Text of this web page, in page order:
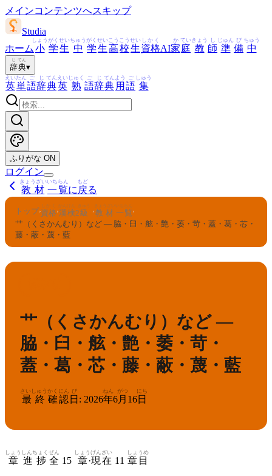
メインコンテンツへスキップ
Studia
ホーム 小
しょう
学
がく
生
せい
中
ちゅう
学
がく
生
せい
高
こう
校
こう
生
せい
資格
しかく
AI家
か
庭
てい
教
きょう
師
し
準
じゅん
備
び
中
ちゅう
辞
じ
典
てん
▾
英
えい
単
たん
語
ご
辞
じ
典
てん
英
えい
熟
じゅく
語
ご
辞
じ
典
てん
用
よう
語
ご
集
しゅう
ふりがな ON
ログイン
教材
きょうざい
一覧
いちらん
に 戻
もど
る
トップ›資格
しかく
›漢検
かんけん
2級
きゅう
› 教材
きょうざい
一覧
いちらん
›
艹（くさかんむり）など — 脇・臼・舷・艶・萎・苛・蓋・葛・芯・
藤・蔽・蔑・藍
艹（くさかんむり）など —
脇・臼・舷・艶・萎・苛・
蓋・葛・芯・藤・蔽・蔑・藍
最終
さいしゅう
確認
かくにん
日
び
: 2026年
ねん
6月
がつ
16日
にち
章
しょう
進捗
しんちょく
全
ぜん
15 章
しょう
·現在
げんざい
11 章目
しょうめ